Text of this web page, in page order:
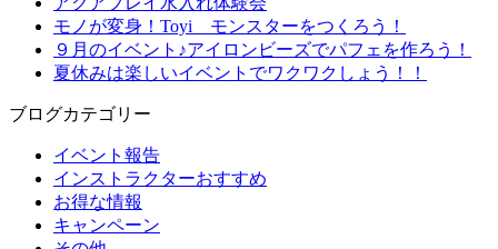
モノが変身！Toyi モンスターをつくろう！
９月のイベント♪アイロンビーズでパフェを作ろう！
夏休みは楽しいイベントでワクワクしょう！！
ブログカテゴリー
イベント報告
インストラクターおすすめ
お得な情報
キャンペーン